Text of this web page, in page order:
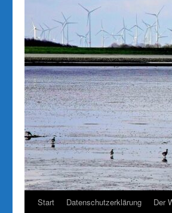
Start Datenschutzerklärung Der